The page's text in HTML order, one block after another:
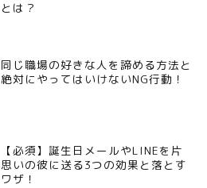
とは？
同じ職場の好きな人を諦める方法と
絶対にやってはいけないNG行動！
【必須】誕生日メールやLINEを片
思いの彼に送る3つの効果と落とす
ワザ！